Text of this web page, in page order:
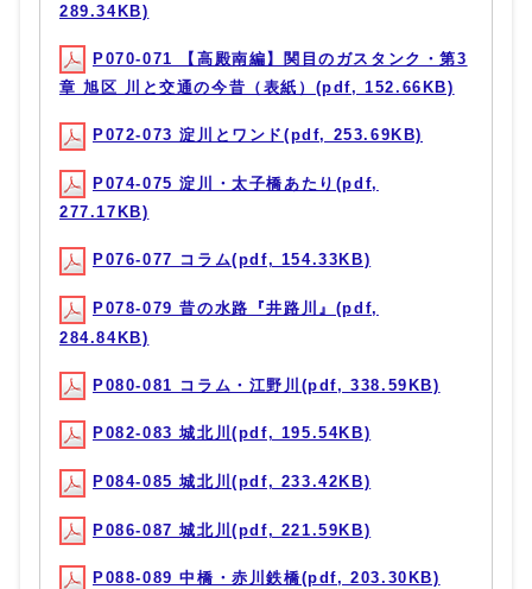
289.34KB)
P070-071 【高殿南編】関目のガスタンク・第3
章 旭区 川と交通の今昔（表紙）(pdf, 152.66KB)
P072-073 淀川とワンド(pdf, 253.69KB)
P074-075 淀川・太子橋あたり(pdf,
277.17KB)
P076-077 コラム(pdf, 154.33KB)
P078-079 昔の水路『井路川』(pdf,
284.84KB)
P080-081 コラム・江野川(pdf, 338.59KB)
P082-083 城北川(pdf, 195.54KB)
P084-085 城北川(pdf, 233.42KB)
P086-087 城北川(pdf, 221.59KB)
P088-089 中橋・赤川鉄橋(pdf, 203.30KB)